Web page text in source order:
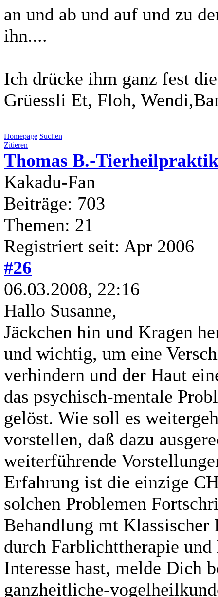
an und ab und auf und zu
ihn....
Ich drücke ihm ganz fest
Grüessli Et, Floh,
Homepage Suchen
Zitieren
Thomas B.-
Kakadu-Fan
Beiträge: 703
Themen: 21
Registriert seit: Apr 2006
#26
06.03.2008, 22:16
Hallo Susanne,
Jäckchen hin und Kragen
und wichtig, um eine
verhindern und der Haut
das psychisch-mentale
gelöst. Wie soll es
vorstellen, daß dazu
weiterführende
Erfahrung ist die einzige
solchen Problemen
Behandlung mt
durch Farblichttherapie
Interesse hast, melde Dich
ganzheitliche-